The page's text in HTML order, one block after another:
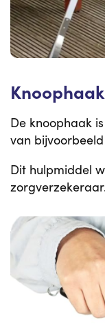
Knoophaak
De knoophaak
van
Dit hulpmiddel